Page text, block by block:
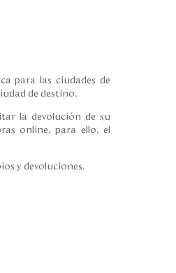
para las ciudades de
de destino.
la devolución de su
online, para ello, el
y devoluciones.